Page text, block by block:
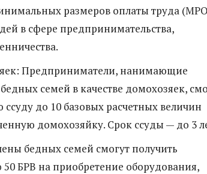
размеров оплаты труда
в сфере предпринимательства,
Предприниматели, нанимающие
семей в качестве домохозяек,
до 10 базовых расчетных величин
домохозяйку. Срок ссуды — до 3
бедных семей смогут получить
БРВ на приобретение оборудования,